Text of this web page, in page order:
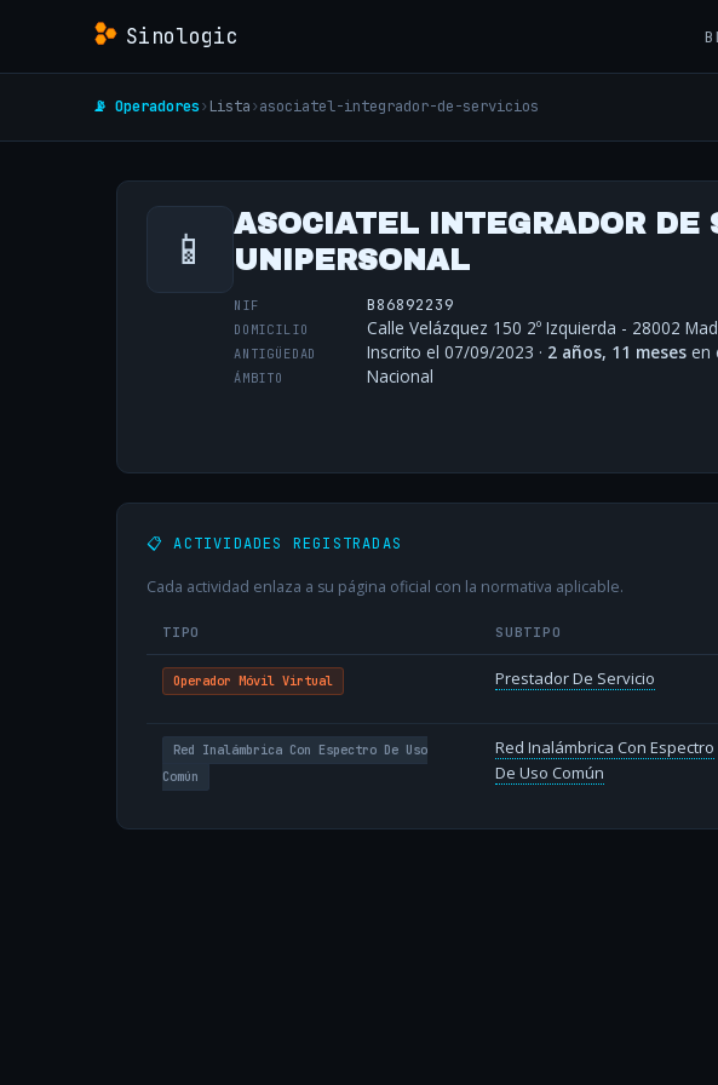
Sinologic
📡 Operadores› Lista›asociatel-integrador-de-servicios
📱
ASOCIATEL INTEGRADOR DE
UNIPERSONAL
NIF B86892239
DOMICILIO Calle Velázquez 150 2º Izquierda - 28002
ANTIGÜEDAD Inscrito el 07/09/2023 · 2 años, 11 meses en
ÁMBITO Nacional
📋 ACTIVIDADES REGISTRADAS
Cada actividad enlaza a su página oficial con la normativa aplicable.
TIPO SUBTIPO
Operador Móvil Virtual Prestador De Servicio
Red Inalámbrica Con Espectro De Uso
Común
Red Inalámbrica Con Espectro
De Uso Común